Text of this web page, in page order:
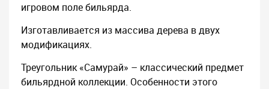
игровом поле бильярда.
Изготавливается из массива дерева в двух
модификациях.
Треугольник «Самурай» – классический предмет
бильярдной коллекции. Особенности этого